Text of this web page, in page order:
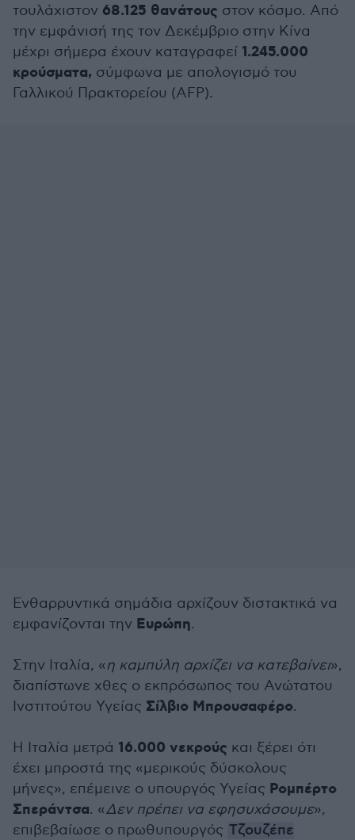
τουλάχιστον 68.125 θανάτους στον κόσμο. Από
την εμφάνισή της τον Δεκέμβριο στην Κίνα
μέχρι σήμερα έχουν καταγραφεί 1.245.000
κρούσματα, σύμφωνα με απολογισμό του
Γαλλικού Πρακτορείου (AFP).
Ενθαρρυντικά σημάδια αρχίζουν διστακτικά να
εμφανίζονται την Ευρώπη.
Στην Ιταλία, «η καμπύλη αρχίζει να κατεβαίνει»,
διαπίστωνε χθες ο εκπρόσωπος του Ανώτατου
Ινστιτούτου Υγείας Σίλβιο Μπρουσαφέρο.
Η Ιταλία μετρά 16.000 νεκρούς και ξέρει ότι
έχει μπροστά της «μερικούς δύσκολους
μήνες», επέμεινε ο υπουργός Υγείας Ρομπέρτο
Σπεράντσα. «Δεν πρέπει να εφησυχάσουμε»,
επιβεβαίωσε ο πρωθυπουργός Τζουζέπε